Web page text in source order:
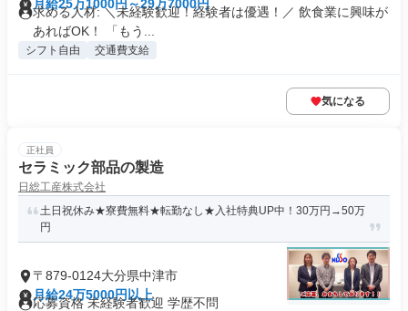
月給25万1000円～29万7000円
求める人材: ＼未経験歓迎！経験者は優遇！／ 飲食業に興味が
あればOK！ 「もう...
シフト自由 交通費支給
気になる
正社員
セラミック部品の製造
日総工産株式会社
土日祝休み★寮費無料★転勤なし★入社特典UP中！30万円→50万
円
〒879-0124大分県中津市
月給24万5000円以上
応募資格 未経験者歓迎 学歴不問